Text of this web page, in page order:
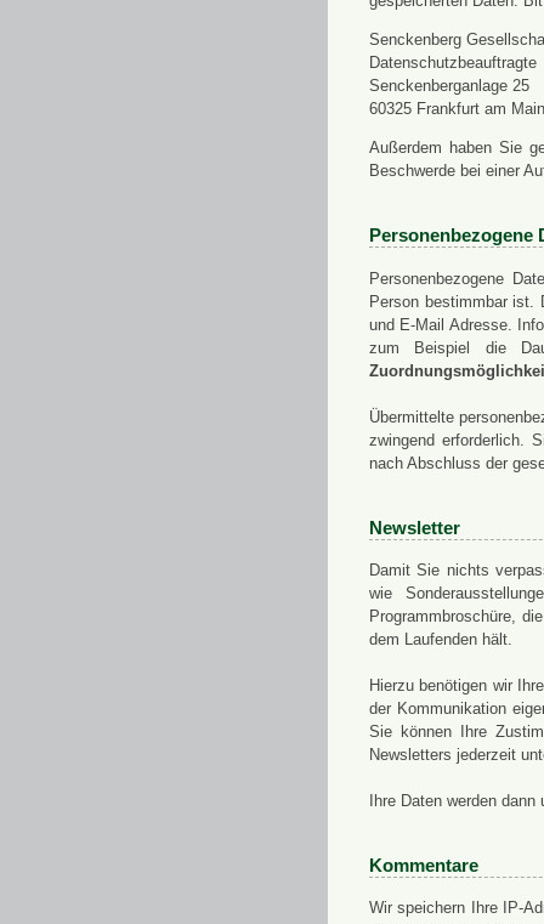
Senckenberg
Datenschutzbeauftragte
Senckenberganlage 25
60325 Frankfurt am Main
Außerdem haben Sie
Beschwerde bei einer
Personenbezogene
Personenbezogene
Person bestimmbar ist.
und E-Mail Adresse.
zum Beispiel die
Übermittelte
zwingend erforderlich.
nach Abschluss der
Newsletter
Damit Sie nichts
wie
Programmbroschüre,
dem Laufenden hält.
Hierzu benötigen wir
der Kommunikation
Sie können Ihre
Newsletters jederzeit
Ihre Daten werden
Kommentare
Wir speichern Ihre IP-